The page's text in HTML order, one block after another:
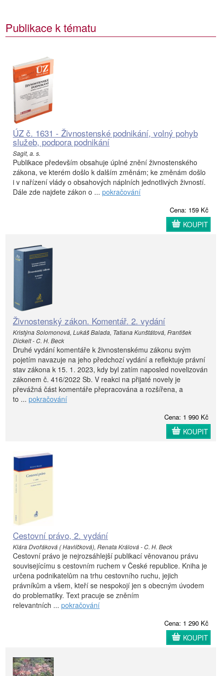
Publikace k tématu
ÚZ č. 1631 - Živnostenské podnikání, volný pohyb
služeb, podpora podnikání
Sagit, a. s.
Publikace především obsahuje úplné znění živnostenského
zákona, ve kterém došlo k dalším změnám; ke změnám došlo
i v nařízení vlády o obsahových náplních jednotlivých živností.
Dále zde najdete zákon o ... pokračování
Cena: 159 Kč
KOUPIT
Živnostenský zákon. Komentář. 2. vydání
Kristýna Solomonová, Lukáš Balada, Tatiana Kunštátová, František
Dickelt - C. H. Beck
Druhé vydání komentáře k živnostenskému zákonu svým
pojetím navazuje na jeho předchozí vydání a reflektuje právní
stav zákona k 15. 1. 2023, kdy byl zatím naposled novelizován
zákonem č. 416/2022 Sb. V reakci na přijaté novely je
převážná část komentáře přepracována a rozšířena, a
to ... pokračování
Cena: 1 990 Kč
KOUPIT
Cestovní právo, 2. vydání
Klára Dvořáková ( Havlíčková), Renata Králová - C. H. Beck
Cestovní právo je nejrozsáhlejší publikací věnovanou právu
souvisejícímu s cestovním ruchem v České republice. Kniha je
určena podnikatelům na trhu cestovního ruchu, jejich
právníkům a všem, kteří se nespokojí jen s obecným úvodem
do problematiky. Text pracuje se zněním
relevantních ... pokračování
Cena: 1 290 Kč
KOUPIT